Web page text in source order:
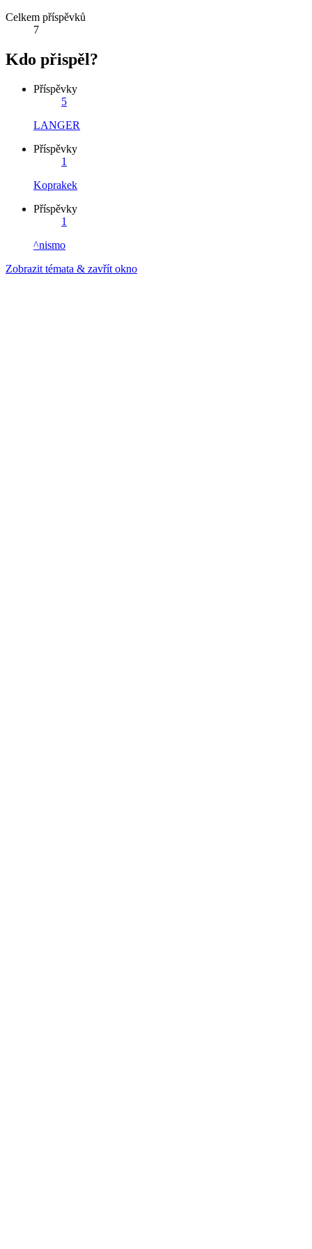
Celkem příspěvků
7
Kdo přispěl?
Příspěvky
5
LANGER
Příspěvky
1
Koprakek
Příspěvky
1
^nismo
Zobrazit témata & zavřít okno